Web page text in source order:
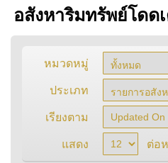
อสังหาริมทรัพย์โดด
หมวดหมู่
ประเภท
เรียงตาม
แสดง ต่อ